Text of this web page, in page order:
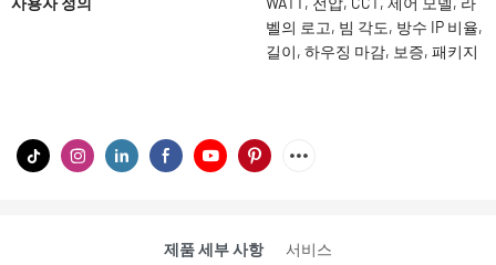
벨의 로고, 빔 각도, 방수 IP 비율,
길이, 하우징 마감, 보증, 패키지
제품 세부 사항 서비스